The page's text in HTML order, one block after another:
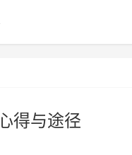
得与途径